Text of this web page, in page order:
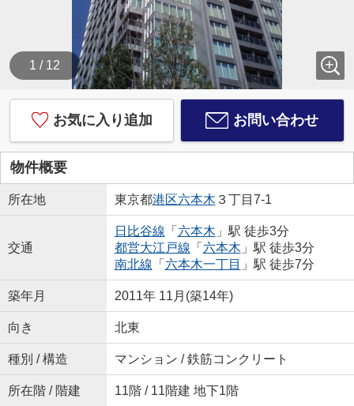
1 / 12
お気に入り追加 お問い合わせ
物件概要
所在地 東京都港区六本木 ３丁目7-1
交通
日比谷線 「 六本木 」駅 徒歩3分
都営大江戸線 「 六本木 」駅 徒歩3分
南北線 「 六本木一丁目 」駅 徒歩7分
築年月 2011年 11月(築14年)
向き 北東
種別 / 構造 マンション / 鉄筋コンクリート
所在階 / 階建 11階 / 11階建 地下1階